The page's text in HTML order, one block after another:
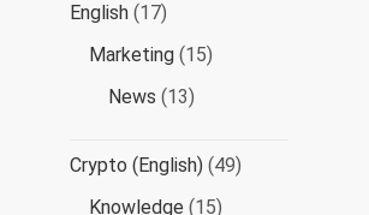
English (17)
Marketing (15)
News (13)
Crypto (English) (49)
Knowledge (15)